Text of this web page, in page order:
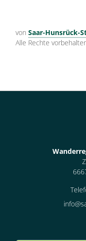
von Saar-Hunsrück-
Alle Rechte